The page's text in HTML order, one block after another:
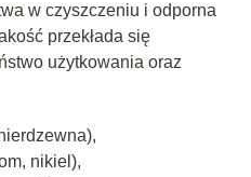
w czyszczeniu i odporna
przekłada się
użytkowania oraz
nikiel),